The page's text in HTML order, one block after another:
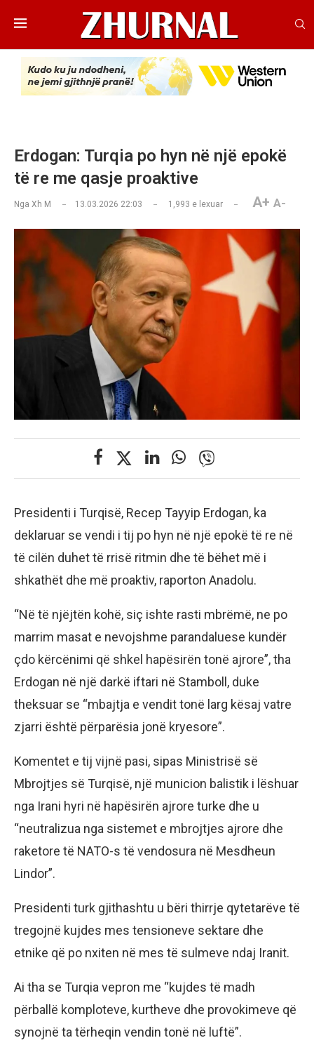
Erdogan: Turqia po hyn në një epokë
të re me qasje proaktive
Nga Xh M 13.03.2026 22:03 1,993 e lexuar A+ A-
Presidenti i Turqisë, Recep Tayyip Erdogan, ka
deklaruar se vendi i tij po hyn në një epokë të re në
të cilën duhet të rrisë ritmin dhe të bëhet më i
shkathët dhe më proaktiv, raporton Anadolu.
“Në të njëjtën kohë, siç ishte rasti mbrëmë, ne po
marrim masat e nevojshme parandaluese kundër
çdo kërcënimi që shkel hapësirën tonë ajrore”, tha
Erdogan në një darkë iftari në Stamboll, duke
theksuar se “mbajtja e vendit tonë larg kësaj vatre
zjarri është përparësia jonë kryesore”.
Komentet e tij vijnë pasi, sipas Ministrisë së
Mbrojtjes së Turqisë, një municion balistik i lëshuar
nga Irani hyri në hapësirën ajrore turke dhe u
“neutralizua nga sistemet e mbrojtjes ajrore dhe
raketore të NATO-s të vendosura në Mesdheun
Lindor”.
Presidenti turk gjithashtu u bëri thirrje qytetarëve të
tregojnë kujdes mes tensioneve sektare dhe
etnike që po nxiten në mes të sulmeve ndaj Iranit.
Ai tha se Turqia vepron me “kujdes të madh
përballë komploteve, kurtheve dhe provokimeve që
synojnë ta tërheqin vendin tonë në luftë”.